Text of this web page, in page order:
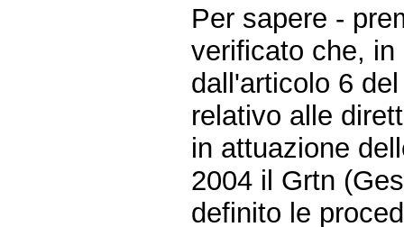
Per sapere -
verificato che,
dall'articolo 6
relativo alle
in attuazione
2004 il Grtn
definito le